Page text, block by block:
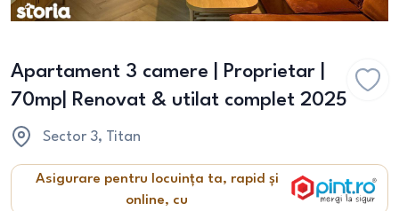
Apartament 3 camere | Proprietar |
70mp| Renovat & utilat complet 2025
Sector 3, Titan
Asigurare pentru locuința ta, rapid și
online, cu